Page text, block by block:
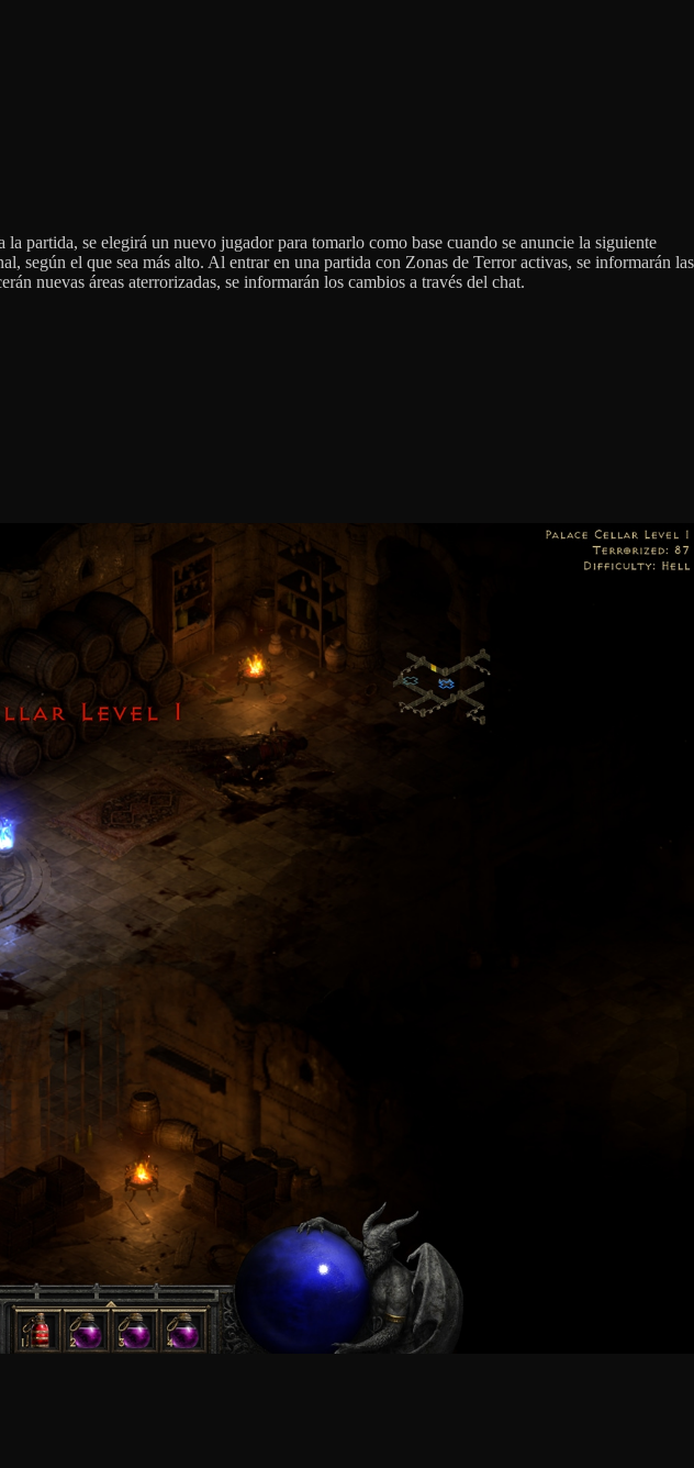
partida, se elegirá un nuevo jugador para tomarlo como base cuando se anuncie la siguiente
el que sea más alto. Al entrar en una partida con Zonas de Terror activas, se informarán las
nuevas áreas aterrorizadas, se informarán los cambios a través del chat.